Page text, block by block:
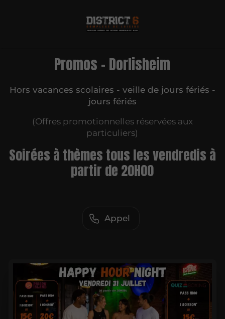
Promos - Dorlisheim
Hors vacances scolaires - veille de jours fériés -
jours fériés
(Offres promotionnelles réservées aux
particuliers)
Soirées à thèmes tous les vendredis à
partir de 20H00
Appel